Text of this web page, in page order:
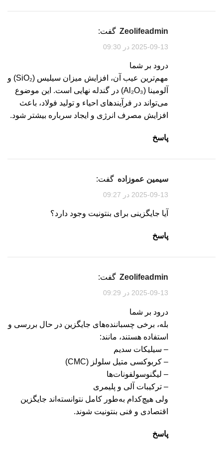
zeolifeadmin گفت:
2025-09-13 در 09:30
درود بر شما
مهم‌ترین عیب آن، افزایش میزان سیلیس (SiO₂) و
آلومینا (Al₂O₃) در گندله نهایی است. این موضوع
می‌تواند در فرآیندهای احیاء و تولید فولاد، باعث
افزایش مصرف انرژی و ایجاد سرباره بیشتر شود.
پاسخ
سیمین عموزاده گفت:
2025-09-13 در 09:27
آیا جایگزینی برای بنتونیت وجود دارد؟
پاسخ
zeolifeadmin گفت:
2025-09-13 در 09:29
درود بر شما
بله، برخی چسباننده‌های جایگزین در حال بررسی و
استفاده هستند، مانند:
– سیلیکات سدیم
– کربوکسی متیل سلولز (CMC)
– لیگنوسولفونات‌ها
– ترکیبات آلی و پلیمری
ولی هیچ‌کدام به‌طور کامل نتوانسته‌اند جایگزین
اقتصادی و فنی بنتونیت شوند.
پاسخ